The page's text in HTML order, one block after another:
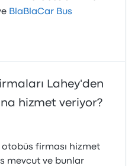
BlaBlaCar Bus
Lahey'den
hizmet veriyor?
firması hizmet
mevcut ve bunlar